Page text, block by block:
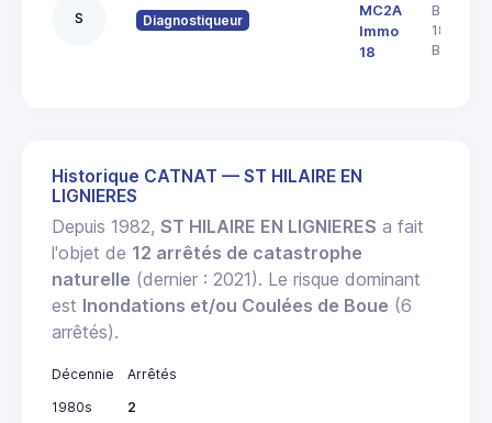
S Diagnostiqueur
MC2A
Immo
18
Barbès
18000
Historique CATNAT — ST HILAIRE EN
LIGNIERES
Depuis 1982, ST HILAIRE EN LIGNIERES a fait
l'objet de 12 arrêtés de catastrophe
naturelle (dernier : 2021). Le risque dominant
est Inondations et/ou Coulées de Boue (6
arrêtés).
Décennie
Arrêtés
1980s
2